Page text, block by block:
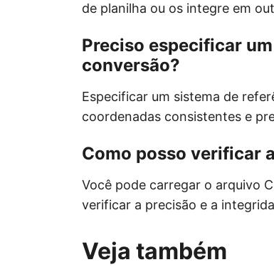
de planilha ou os integre em
Preciso especificar
conversão?
Especificar um sistema de
coordenadas consistentes e
Como posso verificar
Você pode carregar o arquivo
verificar a precisão e a
Veja também